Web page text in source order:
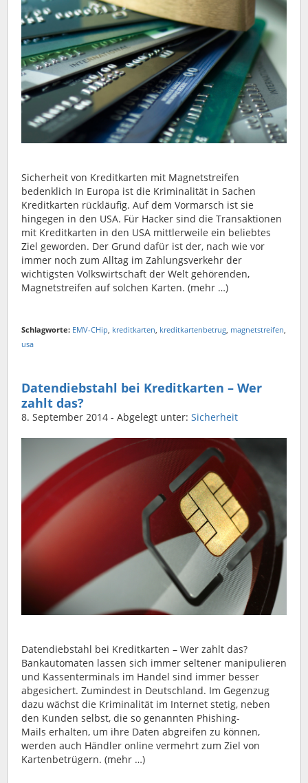
Sicherheit von Kreditkarten mit Magnetstreifen
bedenklich In Europa ist die Kriminalität in Sachen
Kreditkarten rückläufig. Auf dem Vormarsch ist sie
hingegen in den USA. Für Hacker sind die Transaktionen
mit Kreditkarten in den USA mittlerweile ein beliebtes
Ziel geworden. Der Grund dafür ist der, nach wie vor
immer noch zum Alltag im Zahlungsverkehr der
wichtigsten Volkswirtschaft der Welt gehörenden,
Magnetstreifen auf solchen Karten. (mehr …)
Schlagworte: EMV-CHip, kreditkarten, kreditkartenbetrug, magnetstreifen,
usa
Datendiebstahl bei Kreditkarten – Wer
zahlt das?
8. September 2014 - Abgelegt unter: Sicherheit
Datendiebstahl bei Kreditkarten – Wer zahlt das?
Bankautomaten lassen sich immer seltener manipulieren
und Kassenterminals im Handel sind immer besser
abgesichert. Zumindest in Deutschland. Im Gegenzug
dazu wächst die Kriminalität im Internet stetig, neben
den Kunden selbst, die so genannten Phishing-
Mails erhalten, um ihre Daten abgreifen zu können,
werden auch Händler online vermehrt zum Ziel von
Kartenbetrügern. (mehr …)